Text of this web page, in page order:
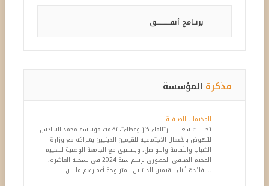
برنــامج أنفـــــــــــق
مذكرة المؤسسة
المخيمات الصيفية
تحـــــــت شعــــــــــار"الماء كنز وعطاء"، نظمت مؤسسة محمد السادس
للنهوض بالأعمال الاجتماعية للقيمين الدينيين بشراكة مع وزارة
الشباب والثقافة والتواصل، وبتنسيق مع الجامعة الوطنية للتخييم
المخيم الصيفي الحضوري برسم سنة 2024 في نسخته العاشرة،
لفائدة أبناء القيمين الدينيين المتراوحة أعمارهم ما بين...